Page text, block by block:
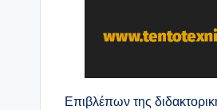
Επιβλέπων της